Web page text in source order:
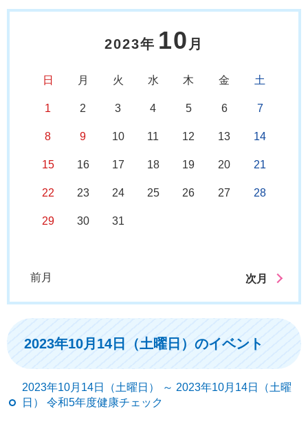
2023年 10 月
日 月 火 水 木 金 土
1 2 3 4 5 6 7
8 9 10 11 12 13 14
15 16 17 18 19 20 21
22 23 24 25 26 27 28
29 30 31
前月 次月
2023年10月14日（土曜日）のイベント
2023年10月14日（土曜日） ～ 2023年10月14日（土曜
日） 令和5年度健康チェック